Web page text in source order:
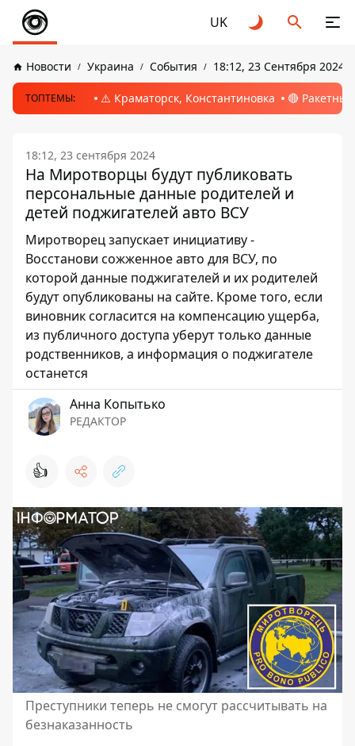
UK
Новости Украина События 18:12, 23 Сентября 2024
ТОПТЕМЫ: ⚠️ Краматорск, Константиновка 🔴
18:12, 23 сентября 2024
На Миротворцы будут публиковать
персональные данные родителей и
детей поджигателей авто ВСУ
Миротворец запускает инициативу -
Восстанови сожженное авто для ВСУ, по
которой данные поджигателей и их родителей
будут опубликованы на сайте. Кроме того, если
виновник согласится на компенсацию ущерба,
из публичного доступа уберут только данные
родственников, а информация о поджигателе
останется
Анна Копытько
РЕДАКТОР
👍
Преступники теперь не смогут рассчитывать на
безнаказанность